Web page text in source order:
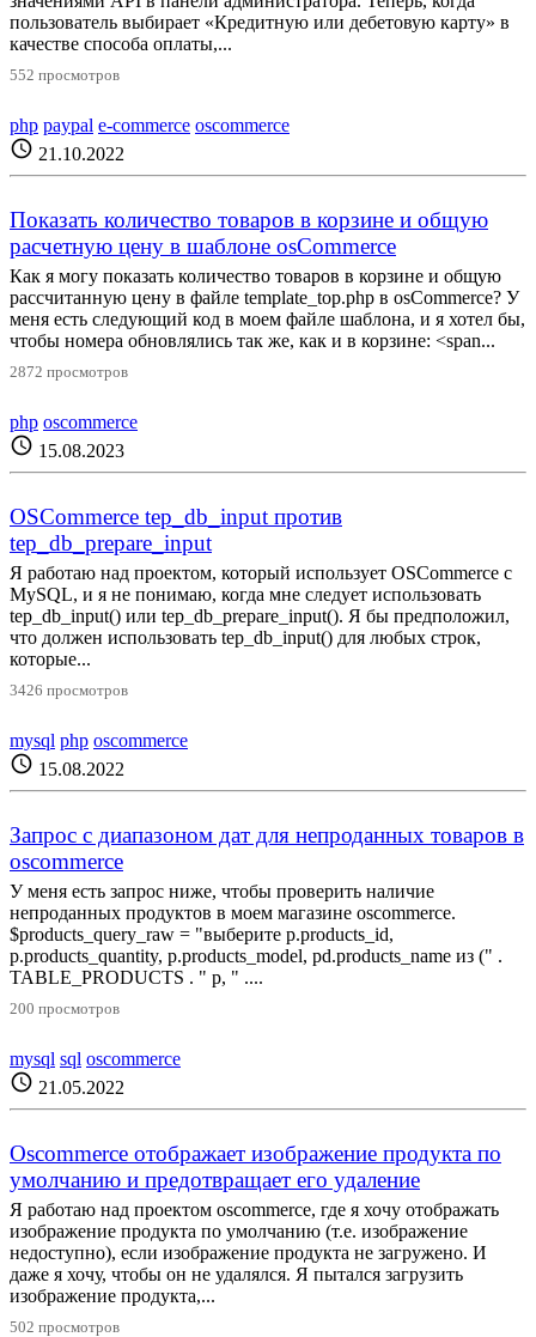
пользователь выбирает «Кредитную или дебетовую карту» в
качестве способа оплаты,...
552 просмотров
php paypal e-commerce oscommerce
schedule 21.10.2022
Показать количество товаров в корзине и общую
расчетную цену в шаблоне osCommerce
Как я могу показать количество товаров в корзине и общую
рассчитанную цену в файле template_top.php в osCommerce? У
меня есть следующий код в моем файле шаблона, и я хотел бы,
чтобы номера обновлялись так же, как и в корзине: <span...
2872 просмотров
php oscommerce
schedule 15.08.2023
OSCommerce tep_db_input против
tep_db_prepare_input
Я работаю над проектом, который использует OSCommerce с
MySQL, и я не понимаю, когда мне следует использовать
tep_db_input() или tep_db_prepare_input(). Я бы предположил,
что должен использовать tep_db_input() для любых строк,
которые...
3426 просмотров
mysql php oscommerce
schedule 15.08.2022
Запрос с диапазоном дат для непроданных товаров в
oscommerce
У меня есть запрос ниже, чтобы проверить наличие
непроданных продуктов в моем магазине oscommerce.
$products_query_raw = "выберите p.products_id,
p.products_quantity, p.products_model, pd.products_name из (" .
TABLE_PRODUCTS . " p, " ....
200 просмотров
mysql sql oscommerce
schedule 21.05.2022
Oscommerce отображает изображение продукта по
умолчанию и предотвращает его удаление
Я работаю над проектом oscommerce, где я хочу отображать
изображение продукта по умолчанию (т.е. изображение
недоступно), если изображение продукта не загружено. И
даже я хочу, чтобы он не удалялся. Я пытался загрузить
изображение продукта,...
502 просмотров